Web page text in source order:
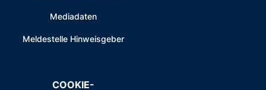
Mediadaten
Meldestelle Hinweisgeber
COOKIE-